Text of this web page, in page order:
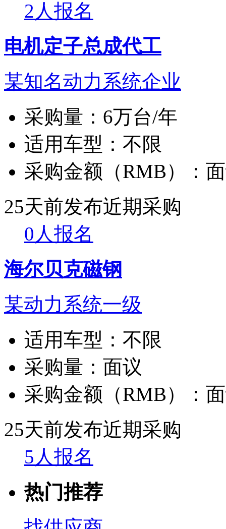
2人报名
电机定子总成代工
某知名动力系统企业
采购量： 6万台/年
适用车型： 不限
采购金额（RMB）：
25天前发布近期采购
0人报名
海尔贝克磁钢
某动力系统一级
适用车型： 不限
采购量： 面议
采购金额（RMB）：
25天前发布近期采购
5人报名
热门推荐